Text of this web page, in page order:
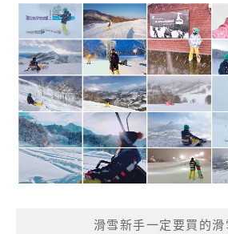
滑雪新手一定要買的